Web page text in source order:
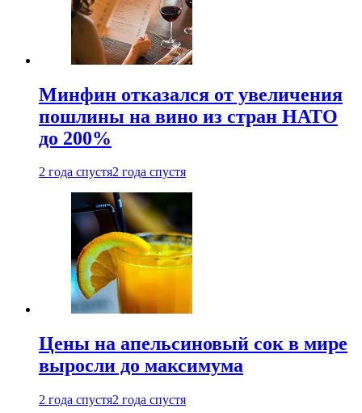
Минфин отказался от увеличения
пошлины на вино из стран НАТО
до 200%
2 года спустя2 года спустя
Цены на апельсиновый сок в мире
выросли до максимума
2 года спустя2 года спустя